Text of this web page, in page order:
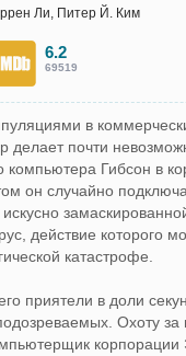
Ли, Питер Й. Ким
6.2
69519
в
делает почти
компьютера Гибсон в
он случайно
действие которого
катастрофе.
приятели в доли
Охоту за
корпорации